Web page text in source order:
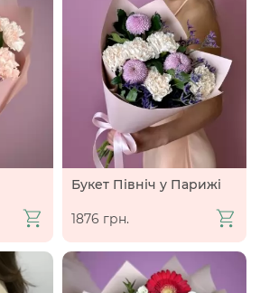
Букет Північ у Парижі
1876 грн.